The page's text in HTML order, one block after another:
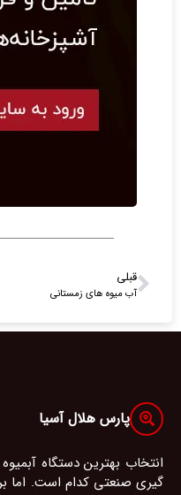
قبلی
آب میوه های زمستانی
پارس هلال آسیا
انتخاب بهترین دستگاه
گیری صنعتی کدام است. اما